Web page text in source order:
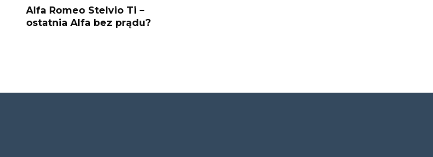
Alfa Romeo Stelvio Ti –
ostatnia Alfa bez prądu?